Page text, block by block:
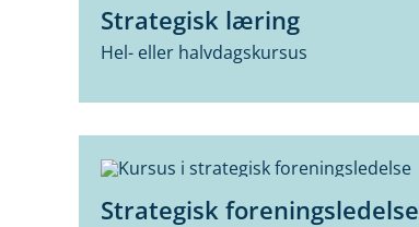
Strategisk læring
Hel- eller halvdagskursus
Strategisk foreningsledelse